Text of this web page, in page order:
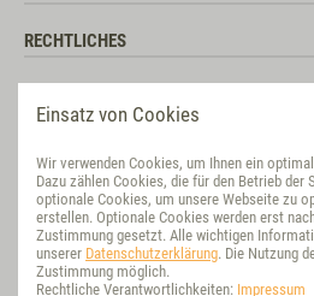
Einsatz von Cookies
Wir verwenden Cookies, um Ihnen ein
Dazu zählen Cookies, die für den Betrieb der
optionale Cookies, um unsere Webseite zu
erstellen. Optionale Cookies werden erst
Zustimmung gesetzt. Alle wichtigen
unserer Datenschutzerklärung. Die Nutzung
Zustimmung möglich.
Rechtliche Verantwortlichkeiten: Impressum
RECHTLICHES
BEWERTUNG
VET-CONCEPT INTERNATIONAL